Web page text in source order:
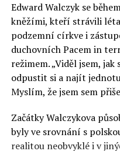
Edward Walczyk se
kněžími, kteří strávili
podzemní církve i
duchovních Pacem in
režimem. „Viděl jsem,
odpustit si a najít
Myslím, že jsem sem
Začátky Walczykova
byly ve srovnání s
realitou neobvyklé i v